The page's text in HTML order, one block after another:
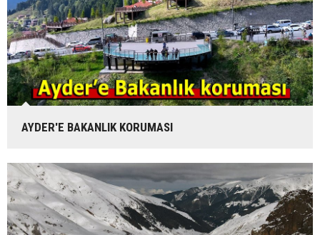
AYDER'E BAKANLIK KORUMASI